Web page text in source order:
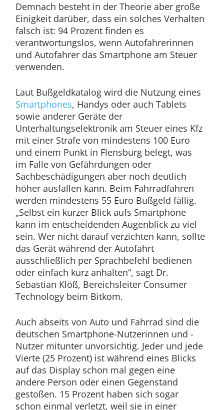
Demnach besteht in der Theorie aber große
Einigkeit darüber, dass ein solches Verhalten
falsch ist: 94 Prozent finden es
verantwortungslos, wenn Autofahrerinnen
und Autofahrer das Smartphone am Steuer
verwenden.
Laut Bußgeldkatalog wird die Nutzung eines
Smartphones, Handys oder auch Tablets
sowie anderer Geräte der
Unterhaltungselektronik am Steuer eines Kfz
mit einer Strafe von mindestens 100 Euro
und einem Punkt in Flensburg belegt, was
im Falle von Gefährdungen oder
Sachbeschädigungen aber noch deutlich
höher ausfallen kann. Beim Fahrradfahren
werden mindestens 55 Euro Bußgeld fällig.
„Selbst ein kurzer Blick aufs Smartphone
kann im entscheidenden Augenblick zu viel
sein. Wer nicht darauf verzichten kann, sollte
das Gerät während der Autofahrt
ausschließlich per Sprachbefehl bedienen
oder einfach kurz anhalten“, sagt Dr.
Sebastian Klöß, Bereichsleiter Consumer
Technology beim Bitkom.
Auch abseits von Auto und Fahrrad sind die
deutschen Smartphone-Nutzerinnen und -
Nutzer mitunter unvorsichtig. Jeder und jede
Vierte (25 Prozent) ist während eines Blicks
auf das Display schon mal gegen eine
andere Person oder einen Gegenstand
gestoßen. 15 Prozent haben sich sogar
schon einmal verletzt, weil sie in einer